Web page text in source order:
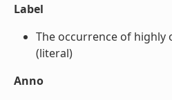
Label
The occurrence of highly
(literal)
Anno